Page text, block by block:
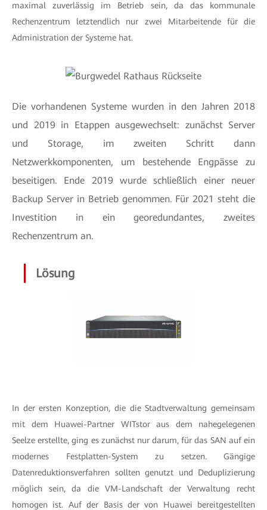
maximal zuverlässig im Betrieb sein, da das kommunale
Rechenzentrum letztendlich nur zwei Mitarbeitende für die
Administration der Systeme hat.
Die vorhandenen Systeme wurden in den Jahren 2018
und 2019 in Etappen ausgewechselt: zunächst Server
und Storage, im zweiten Schritt dann
Netzwerkkomponenten, um bestehende Engpässe zu
beseitigen. Ende 2019 wurde schließlich einer neuer
Backup Server in Betrieb genommen. Für 2021 steht die
Investition in ein georedundantes, zweites
Rechenzentrum an.
Lösung
In der ersten Konzeption, die die Stadtverwaltung gemeinsam
mit dem Huawei-Partner WITstor aus dem nahegelegenen
Seelze erstellte, ging es zunächst nur darum, für das SAN auf ein
modernes Festplatten-System zu setzen. Gängige
Datenreduktionsverfahren sollten genutzt und Deduplizierung
möglich sein, da die VM-Landschaft der Verwaltung recht
homogen ist. Auf der Basis der von Huawei bereitgestellten